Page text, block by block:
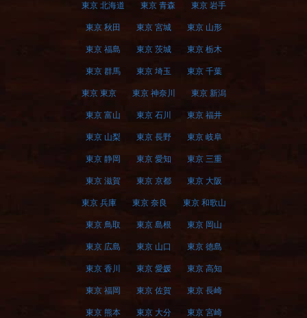
東京 北海道 東京 青森 東京 岩手
東京 秋田 東京 宮城 東京 山形
東京 福島 東京 茨城 東京 栃木
東京 群馬 東京 埼玉 東京 千葉
東京 東京 東京 神奈川 東京 新潟
東京 富山 東京 石川 東京 福井
東京 山梨 東京 長野 東京 岐阜
東京 静岡 東京 愛知 東京 三重
東京 滋賀 東京 京都 東京 大阪
東京 兵庫 東京 奈良 東京 和歌山
東京 鳥取 東京 島根 東京 岡山
東京 広島 東京 山口 東京 徳島
東京 香川 東京 愛媛 東京 高知
東京 福岡 東京 佐賀 東京 長崎
東京 熊本 東京 大分 東京 宮崎